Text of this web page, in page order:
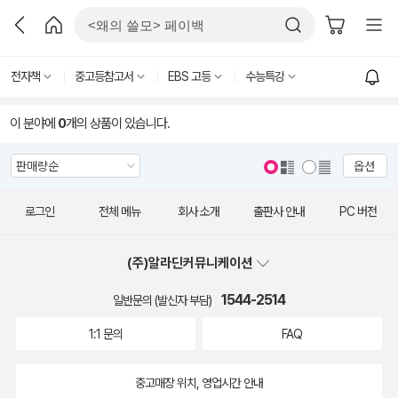
전자책 중고등참고서 EBS 고등 수능특강
이 분야에 0개의 상품이 있습니다.
옵션
로그인 전체 메뉴 회사 소개 출판사 안내 PC 버전
(주)알라딘커뮤니케이션
일반문의 (발신자 부담) 1544-2514
1:1 문의 FAQ
중고매장 위치, 영업시간 안내